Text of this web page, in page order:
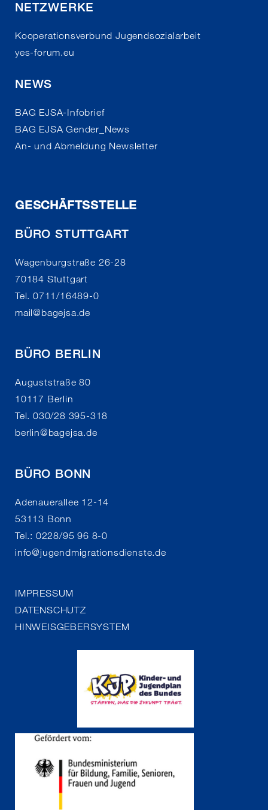
NETZWERKE
Kooperationsverbund Jugendsozialarbeit
yes-forum.eu
NEWS
BAG EJSA-Infobrief
BAG EJSA Gender_News
An- und Abmeldung Newsletter
GESCHÄFTSSTELLE
BÜRO STUTTGART
Wagenburgstraße 26-28
70184 Stuttgart
Tel. 0711/16489-0
mail@bagejsa.de
BÜRO BERLIN
Auguststraße 80
10117 Berlin
Tel. 030/28 395-318
berlin@bagejsa.de
BÜRO BONN
Adenauerallee 12-14
53113 Bonn
Tel.: 0228/95 96 8-0
info@jugendmigrationsdienste.de
IMPRESSUM
DATENSCHUTZ
HINWEISGEBERSYSTEM